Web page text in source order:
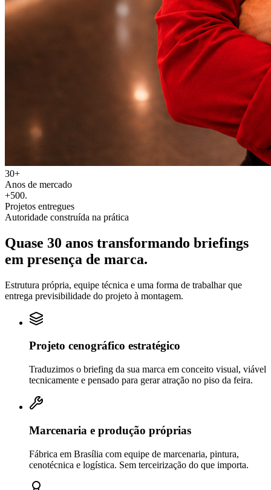
30+
Anos de mercado
+500.
Projetos entregues
Autoridade construída na prática
Quase 30 anos transformando briefings
em presença de marca.
Estrutura própria, equipe técnica e uma forma de trabalhar que
entrega previsibilidade do projeto à montagem.
Projeto cenográfico estratégico
Traduzimos o briefing da sua marca em conceito visual, viável
tecnicamente e pensado para gerar atração no piso da feira.
Marcenaria e produção próprias
Fábrica em Brasília com equipe de marcenaria, pintura,
cenotécnica e logística. Sem terceirização do que importa.